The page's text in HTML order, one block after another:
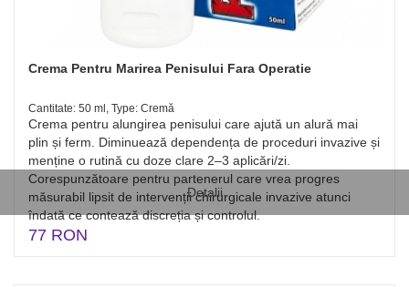
Detalii
Crema Pentru Marirea Penisului Fara Operatie
Cantitate: 50 ml, Type: Cremă
Crema pentru alungirea penisului care ajută un alură mai
plin și ferm. Diminuează dependența de proceduri invazive și
menține o rutină cu doze clare 2–3 aplicări/zi.
Corespunzătoare pentru partenerul care vrea progres
măsurabil lipsit de intervenții chirurgicale invazive atunci
îndată ce contează discreția și controlul.
77 RON